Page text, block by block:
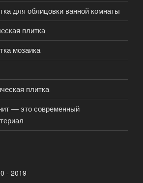
для облицовки ванной комнаты
плитка
мозаика
плитка
— это современный
- 2019